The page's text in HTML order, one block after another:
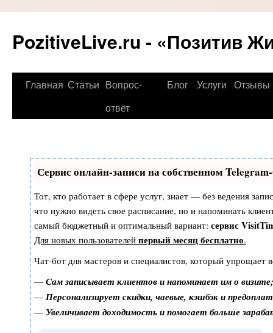
PozitiveLive.ru - «Позитив
Перейти
Главная Статьи Вопрос-
ответ
Блог Услуги Отзывы
Сервис онлайн-записи на собственном
Тот, кто работает в сфере услуг, знает — без ведения
что нужно видеть свое расписание, но и напоминать
самый бюджетный и оптимальный вариант: сервис
Для новых пользователей первый месяц бесплатно.
Чат-бот для мастеров и специалистов, который упрощает
— Сам записывает клиентов и напоминает им о визите;
— Персонализирует скидки, чаевые, кэшбэк и
— Увеличивает доходимость и помогает больше